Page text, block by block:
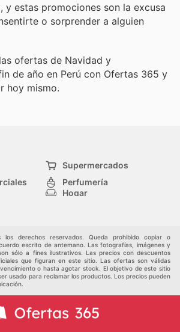
y estas promociones son la excusa
o sorprender a alguien
ofertas de Navidad y
de año en Perú con Ofertas 365 y
hoy mismo.
Supermercados
Perfumería
Hogar
derechos reservados. Queda prohibido copiar o
escrito de antemano. Las fotografías, imágenes y
sólo a fines ilustrativos. Las precios con descuentos
que figuran en este sitio. Las ofertas son válidas
o hasta agotar stock. El objetivo de este sitio
usado para reclamar los productos. Los precios pueden